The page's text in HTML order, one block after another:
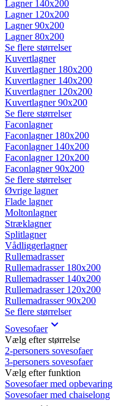
Lagner 140x200
Lagner 120x200
Lagner 90x200
Lagner 80x200
Se flere størrelser
Kuvertlagner
Kuvertlagner 180x200
Kuvertlagner 140x200
Kuvertlagner 120x200
Kuvertlagner 90x200
Se flere størrelser
Faconlagner
Faconlagner 180x200
Faconlagner 140x200
Faconlagner 120x200
Faconlagner 90x200
Se flere størrelser
Øvrige lagner
Flade lagner
Moltonlagner
Stræklagner
Splitlagner
Vådliggerlagner
Rullemadrasser
Rullemadrasser 180x200
Rullemadrasser 140x200
Rullemadrasser 120x200
Rullemadrasser 90x200
Se flere størrelser
Sovesofaer
Vælg efter størrelse
2-personers sovesofaer
3-personers sovesofaer
Vælg efter funktion
Sovesofaer med opbevaring
Sovesofaer med chaiselong